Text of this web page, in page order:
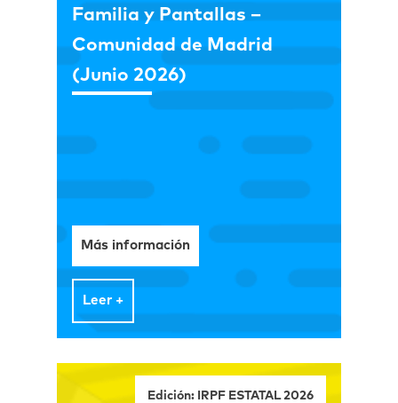
Familia y Pantallas –
Comunidad de Madrid
(Junio 2026)
Más información
Leer +
Edición: IRPF ESTATAL 2026